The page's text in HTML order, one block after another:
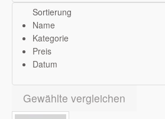
Sortierung
Name
Kategorie
Preis
Datum
Gewählte vergleichen